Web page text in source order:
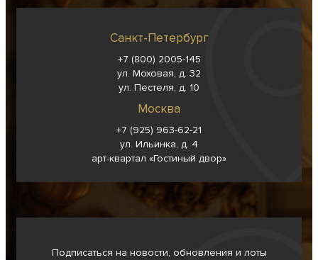
Санкт-Петербург
+7 (800) 2005-145
ул. Моховая, д. 32
ул. Пестеля, д. 10
Москва
+7 (925) 963-62-21
ул. Ильинка, д. 4
арт-квартал «Гостиный двор»
Подписаться на новости, обновления и лоты